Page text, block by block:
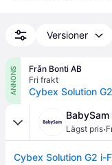
Versioner
ANNONS
Från Bonti AB
Fri frakt
Cybex Solution
BabySam
Lägst pris·
Cybex Solution G2 i-